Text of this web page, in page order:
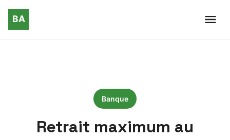
Banque
Retrait maximum au